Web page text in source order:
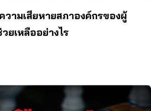
วามเสียหายสภาองค์กรของผู้
ยเหลืออย่างไร